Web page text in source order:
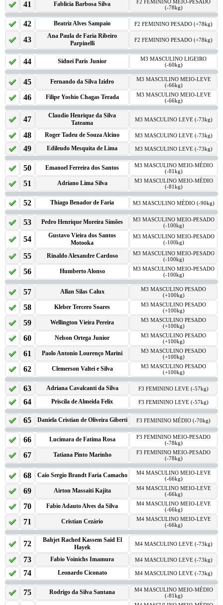
41 Fablicia Barbosa Silva
F2 FEMININO MEIO-PESADO
(-78kg)
42 Beatriz Alves Sampaio F2 FEMININO PESADO (+78kg)
43
Ana Paula de Faria Ribeiro
Parpinelli
F2 FEMININO PESADO (+78kg)
44 Sidnei Paris Junior
M3 MASCULINO LIGEIRO
(-60kg)
45 Fernando da Silva Izidro
M3 MASCULINO MEIO-LEVE
(-66kg)
46 Filipe Yoshio Chagas Terada
M3 MASCULINO MEIO-LEVE
(-66kg)
47
Claudio Henrique da Silva
Tateama
M3 MASCULINO LEVE (-73kg)
48 Roger Tadeu de Souza Alcino M3 MASCULINO LEVE (-73kg)
49 Edileudo Mesquita de Lima M3 MASCULINO LEVE (-73kg)
50 Emanoel Ferreira dos Santos
M3 MASCULINO MEIO-MÉDIO
(-81kg)
51 Adriano Lima Silva
M3 MASCULINO MEIO-MÉDIO
(-81kg)
52 Thiago Benador de Faria M3 MASCULINO MÉDIO (-90kg)
53 Pedro Henrique Moreira Simões
M3 MASCULINO MEIO-PESADO
(-100kg)
54
Gustavo Vieira dos Santos
Motooka
M3 MASCULINO MEIO-PESADO
(-100kg)
55 Rinaldo Alexandre Cardoso
M3 MASCULINO MEIO-PESADO
(-100kg)
56 Humberto Alonso
M3 MASCULINO MEIO-PESADO
(-100kg)
57 Allan Silas Calux
M3 MASCULINO PESADO
(+100kg)
58 Kleber Tercero Soares
M3 MASCULINO PESADO
(+100kg)
59 Wellington Vieira Pereira
M3 MASCULINO PESADO
(+100kg)
60 Nelson Ortega Junior
M3 MASCULINO PESADO
(+100kg)
61 Paolo Antonio Lourenço Marini
M3 MASCULINO PESADO
(+100kg)
62 Clemerson Valtei e Silva
M3 MASCULINO PESADO
(+100kg)
63 Adriana Cavalcanti da Silva F3 FEMININO LEVE (-57kg)
64 Priscila de Almeida Felix F3 FEMININO LEVE (-57kg)
65 Daniela Cristian de Oliveira Giberti F3 FEMININO MÉDIO (-70kg)
66 Lucimara de Fatima Rosa
F3 FEMININO MEIO-PESADO
(-78kg)
67 Tatiana Pinto Marinho
F3 FEMININO MEIO-PESADO
(-78kg)
68 Caio Sergio Brandt Faria Camacho
M4 MASCULINO MEIO-LEVE
(-66kg)
69 Airton Massaiti Kajita
M4 MASCULINO MEIO-LEVE
(-66kg)
70 Fabio Adauto Alves da Silva
M4 MASCULINO MEIO-LEVE
(-66kg)
71 Cristian Cezário
M4 MASCULINO MEIO-LEVE
(-66kg)
72
Bahjet Rached Kassem Said El
Hayek
M4 MASCULINO LEVE (-73kg)
73 Fabio Voinichs Imamura M4 MASCULINO LEVE (-73kg)
74 Leonardo Ciconato M4 MASCULINO LEVE (-73kg)
75 Rodrigo da Silva Santana
M4 MASCULINO MEIO-MÉDIO
(-81kg)